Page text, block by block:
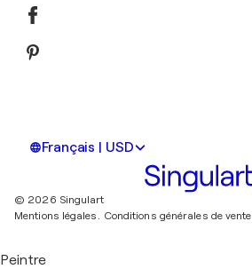
Français | USD
© 2026 Singulart
Mentions légales.
Conditions générales de vente
Peintre